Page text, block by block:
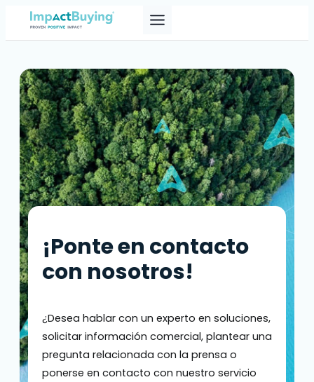
¡Ponte en contacto
con nosotros!
¿Desea hablar con un experto en soluciones,
solicitar información comercial, plantear una
pregunta relacionada con la prensa o
ponerse en contacto con nuestro servicio